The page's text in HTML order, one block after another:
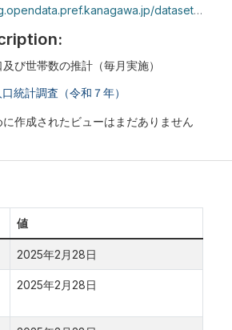
a35523c1-79b3-4b92-bd88-81f3384b4be7/resource/45ae0209-5c55-44a2-b122-fefcf3e2923d/download/shizenzogen_r7_1.xlsx
び世帯数の推計（毎月実施）
統計調査（令和７年）
作成されたビューはまだありません
値
2025年2月28日
2025年2月28日